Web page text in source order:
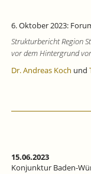
6. Oktober 2023:
Strukturbericht Region
vor dem Hintergrund
Dr. Andreas Koch und
15.06.2023
Konjunktur Baden-